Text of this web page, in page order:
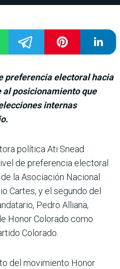
preferencia electoral hacia
al posicionamiento que
internas
política Ati Snead
de prefe­rencia electoral
la Asociación Nacional
Cartes, y el segundo del
Pedro Alliana,
Honor Colorado como
Colorado.
del movimiento Honor